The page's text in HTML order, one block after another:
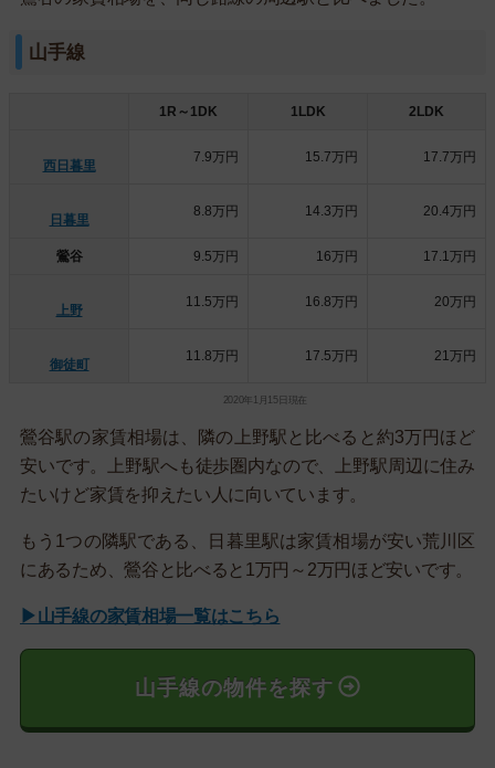
山手線
1R～1DK 1LDK 2LDK
西日暮里
7.9万円 15.7万円 17.7万円
日暮里
8.8万円 14.3万円 20.4万円
鶯谷 9.5万円 16万円 17.1万円
上野
11.5万円 16.8万円 20万円
御徒町
11.8万円 17.5万円 21万円
2020年1月15日現在
鶯谷駅の家賃相場は、隣の上野駅と比べると約3万円ほど
安いです。上野駅へも徒歩圏内なので、上野駅周辺に住み
たいけど家賃を抑えたい人に向いています。
もう1つの隣駅である、日暮里駅は家賃相場が安い荒川区
にあるため、鶯谷と比べると1万円～2万円ほど安いです。
▶山手線の家賃相場一覧はこちら
山手線の物件を探す